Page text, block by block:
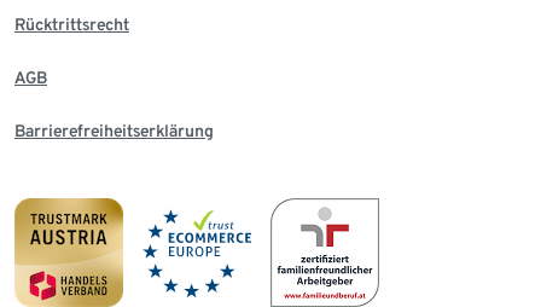
Rücktrittsrecht
AGB
Barrierefreiheitserklärung